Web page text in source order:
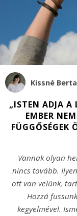
Kissné
„ISTEN ADJA A
EMBER
FÜGGŐSÉGEK
Vannak olyan
nincs tovább.
ott van velünk,
Hozzá
kegyelmével.